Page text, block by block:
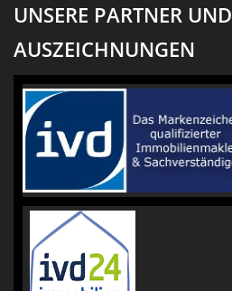
UNSERE PARTNER UND
AUSZEICHNUNGEN